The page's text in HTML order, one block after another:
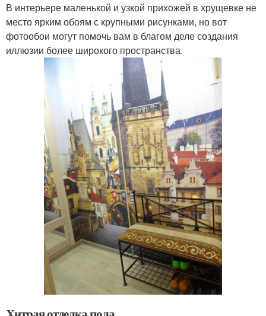
В интерьере маленькой и узкой прихожей в хрущевке не
место ярким обоям с крупными рисунками, но вот
фотообои могут помочь вам в благом деле создания
иллюзии более широкого пространства.